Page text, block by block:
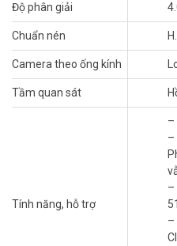
Nhìn rõ mọi chi tiết
tượng
Đối với một thiết bị bảo vệ ngôi
luôn là tiêu chuẩn lựa chọn hàng
video vượt trội ở độ phân giải
bạn luôn nhận được đầy đủ
đang diễn ra trong ngôi nhà của
Nhìn thấy màu sắc,
Độ phân giải
Chuẩn nén
Camera theo ống kính
Tầm quan sát
Tính năng, hỗ trợ
–
–
–
–